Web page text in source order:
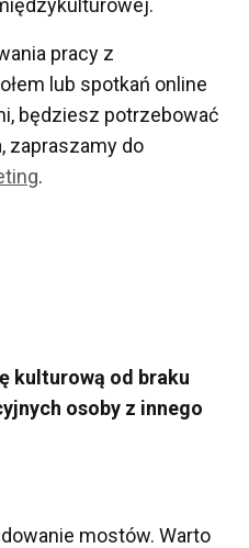
pracy z
lub spotkań online
będziesz potrzebować
zapraszamy do
.
kulturową od braku
osoby z innego
mostów. Warto